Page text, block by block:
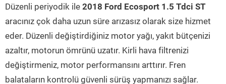
Düzenli periyodik ile 2018 Ford Ecosport 1.5 Tdci ST
aracınız çok daha uzun süre arızasız olarak size hizmet
eder. Düzenli değiştirdiğiniz motor yağı, yakıt bütçenizi
azaltır, motorun ömrünü uzatır. Kirli hava filtrenizi
değiştirmeniz, motor performansını arttırır. Fren
balataların kontrolü güvenli sürüş yapmanızı sağlar.